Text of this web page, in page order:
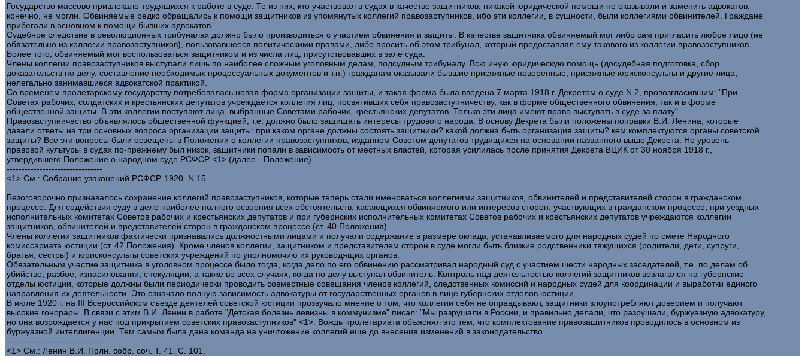
Государство массово привлекало трудящихся к работе в суде. Те из них, кто участвовал в судах в качестве защитников, никакой юридической помощи не оказывали и заменить адвокатов,
конечно, не могли. Обвиняемые редко обращались к помощи защитников из упомянутых коллегий правозаступников, ибо эти коллегии, в сущности, были коллегиями обвинителей. Граждане
прибегали в основном к помощи бывших адвокатов.
Судебное следствие в революционных трибуналах должно было производиться с участием обвинения и защиты. В качестве защитника обвиняемый мог либо сам пригласить любое лицо (не
обязательно из коллегии правозаступников), пользовавшееся политическими правами, либо просить об этом трибунал, который предоставлял ему такового из коллегии правозаступников.
Более того, обвиняемый мог воспользоваться защитником и из числа лиц, присутствовавших в зале суда.
Члены коллегии правозаступников выступали лишь по наиболее сложным уголовным делам, подсудным трибуналу. Всю иную юридическую помощь (досудебная подготовка, сбор
доказательств по делу, составление необходимых процессуальных документов и т.п.) гражданам оказывали бывшие присяжные поверенные, присяжные юрисконсульты и другие лица,
нелегально занимавшиеся адвокатской практикой.
Со временем пролетарскому государству потребовалась новая форма организации защиты, и такая форма была введена 7 марта 1918 г. Декретом о суде N 2, провозгласившим: "При
Советах рабочих, солдатских и крестьянских депутатов учреждается коллегия лиц, посвятивших себя правозаступничеству, как в форме общественного обвинения, так и в форме
общественной защиты. В эти коллегии поступают лица, выбранные Советами рабочих, крестьянских депутатов. Только эти лица имеют право выступать в суде за плату".
Правозаступничество объявлялось общественной функцией, т.е. должно было защищать интересы трудового народа. В основу Декрета были положены поправки В.И. Ленина, которые
давали ответы на три основных вопроса организации защиты: при каком органе должны состоять защитники? какой должна быть организация защиты? кем комплектуются органы советской
защиты? Все эти вопросы были освещены в Положении о коллегии правозаступников, изданном Советом депутатов трудящихся на основании названного выше Декрета. Но уровень
правовой культуры в судах по-прежнему был низок, защитники попали в зависимость от местных властей, которая усилилась после принятия Декрета ВЦИК от 30 ноября 1918 г.,
утвердившего Положение о народном суде РСФСР <1> (далее - Положение).
--------------------------------
<1> См.: Собрание узаконений РСФСР. 1920. N 15.
Безоговорочно признавалось сохранение коллегий правозаступников, которые теперь стали именоваться коллегиями защитников, обвинителей и представителей сторон в гражданском
процессе. Для содействия суду в деле наиболее полного освоения всех обстоятельств, касающихся обвиняемого или интересов сторон, участвующих в гражданском процессе, при уездных
исполнительных комитетах Советов рабочих и крестьянских депутатов и при губернских исполнительных комитетах Советов рабочих и крестьянских депутатов учреждаются коллегии
защитников, обвинителей и представителей сторон в гражданском процессе (ст. 40 Положения).
Члены коллегии защитников фактически признавались должностными лицами и получали содержание в размере оклада, устанавливаемого для народных судей по смете Народного
комиссариата юстиции (ст. 42 Положения). Кроме членов коллегии, защитником и представителем сторон в суде могли быть близкие родственники тяжущихся (родители, дети, супруги,
братья, сестры) и юрисконсульты советских учреждений по уполномочию их руководящих органов.
Обязательным участие защитника в уголовном процессе было тогда, когда дело по его обвинению рассматривал народный суд с участием шести народных заседателей, т.е. по делам об
убийстве, разбое, изнасиловании, спекуляции, а также во всех случаях, когда по делу выступал обвинитель. Контроль над деятельностью коллегий защитников возлагался на губернские
отделы юстиции, которые должны были периодически проводить совместные совещания членов коллегий, следственных комиссий и народных судей для координации и выработки единого
направления их деятельности. Это означало полную зависимость адвокатуры от государственных органов в лице губернских отделов юстиции.
В июле 1920 г. на III Всероссийском съезде деятелей советской юстиции прозвучало мнение о том, что коллегии себя не оправдывают, защитники злоупотребляют доверием и получают
высокие гонорары. В связи с этим В.И. Ленин в работе "Детская болезнь левизны в коммунизме" писал: "Мы разрушали в России, и правильно делали, что разрушали, буржуазную адвокатуру,
но она возрождается у нас под прикрытием советских правозаступников" <1>. Вождь пролетариата объяснял это тем, что комплектование правозащитников проводилось в основном из
буржуазной интеллигенции. Тем самым была дана команда на уничтожение коллегий еще до внесения изменений в законодательство.
--------------------------------
<1> См.: Ленин В.И. Полн. собр. соч. Т. 41. С. 101.